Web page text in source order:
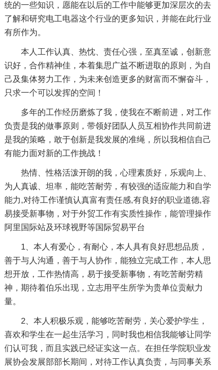
统的一些知识，愿能在以后的工作中能够更加深层次的去
了解和研究电工电器这个行业的更多知识，并能在此行业
有所作为。
本人工作认真、热忱、责任心强，至真至诚，创新意
识好，合作精神佳，本着集思广益不断进取的原则，为自
己及集体努力工作，为未来创造更多的财富而不懈奋斗，
只求一个可以发挥的空间！
多年的工作经历磨炼了我，使我在不断前进，对工作
负责是我的做事原则，带领好团队人员互相协作共同前进
是我的策略，敢于创新是我发展的准绳，所以我相信自己
有能力面对新的工作挑战！
热情、性格活泼开朗的我，心理素质好，乐观向上、
为人真诚、坦率，能吃苦耐劳，有较强的适应能力和自学
能力,对待工作谨慎认真富有责任感,有良好的职业道德,容
易接受新事物，对于外贸工作有实质性操作，能管理操作
阿里国际站及环球视野等国际贸易平台
1、本人有爱心，有耐心，本人具有良好思想品质，
善于与人沟通，善于与人协作，能独立完成工作，本人思
想开放，工作热情高，易于接受新事物，有吃苦耐劳精
神，期待着伯乐出现，立志用平生所学为贵单位贡献力
量。
2、本人积极乐观，能够吃苦耐劳，关心爱护学生，
喜欢和学生在一起生活学习，同时我也相信我能够让同学
们认可我，而且实践已经证实这一点。在担任学院职业发
展协会发展部部长期间，对待工作认真负责，与同事关系